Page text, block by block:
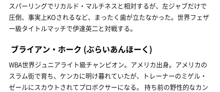
スパーリングでリカルド・マルチネスと相対するが、左ジャブだけで
圧倒、事実上KOされるなど、まったく歯が立たなかった。世界フェザ
ー級タイトルマッチで伊達英二と対戦する。
ブライアン・ホーク (ぶらいあんほーく)
WBA世界ジュニアライト級チャンピオン。アメリカ出身。アメリカの
スラム街で育ち、ケンカに明け暮れていたが、トレーナーのミゲル・
ゼールにスカウトされてプロボクサーになる。 持ち前の野性的なカン